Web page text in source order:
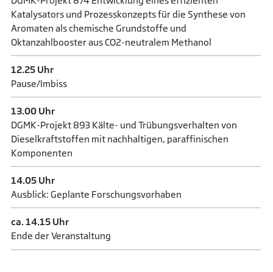
Katalysators und Prozesskonzepts für die Synthese von
Aromaten als chemische Grundstoffe und
Oktanzahlbooster aus CO2-neutralem Methanol
12.25 Uhr
Pause/Imbiss
13.00 Uhr
DGMK-Projekt 893 Kälte- und Trübungsverhalten von
Dieselkraftstoffen mit nachhaltigen, paraffinischen
Komponenten
14.05 Uhr
Ausblick: Geplante Forschungsvorhaben
ca. 14.15 Uhr
Ende der Veranstaltung